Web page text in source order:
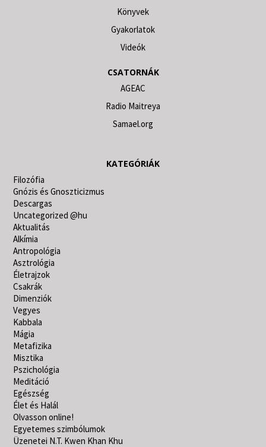
Könyvek
Gyakorlatok
Videók
CSATORNÁK
AGEAC
Radio Maitreya
Samael.org
KATEGÓRIÁK
Filozófia
Gnózis és Gnoszticizmus
Descargas
Uncategorized @hu
Aktualitás
Alkímia
Antropológia
Asztrológia
Életrajzok
Csakrák
Dimenziók
Vegyes
Kabbala
Mágia
Metafizika
Misztika
Pszichológia
Meditáció
Egészség
Élet és Halál
Olvasson online!
Egyetemes szimbólumok
Üzenetei N.T. Kwen Khan Khu